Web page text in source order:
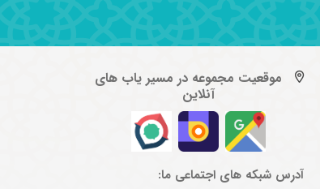
موقعیت مجموعه در مسیر یاب های
آنلاین
آدرس شبکه های اجتماعی ما: